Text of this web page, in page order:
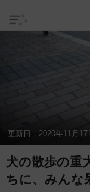
更新日： 2020年11月17
犬の散歩の重
ちに、みんな